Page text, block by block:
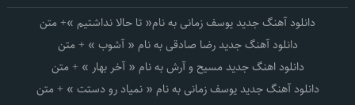
دانلود آهنگ جدید یوسف زمانی به نام« تا حالا نداشتیم »+ متن
دانلود آهنگ جدید رضا صادقی به نام « آشوب » + متن
دانلود اهنگ جدید مسیح و آرش به نام « آخر بهار » + متن
دانلود آهنگ جدید یوسف زمانی به نام « نمیاد رو دستت » + متن